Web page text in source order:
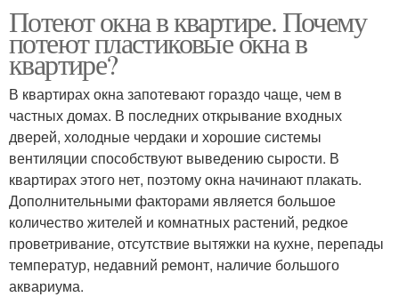
Потеют окна в квартире. Почему
потеют пластиковые окна в
квартире?
В квартирах окна запотевают гораздо чаще, чем в
частных домах. В последних открывание входных
дверей, холодные чердаки и хорошие системы
вентиляции способствуют выведению сырости. В
квартирах этого нет, поэтому окна начинают плакать.
Дополнительными факторами является большое
количество жителей и комнатных растений, редкое
проветривание, отсутствие вытяжки на кухне, перепады
температур, недавний ремонт, наличие большого
аквариума.